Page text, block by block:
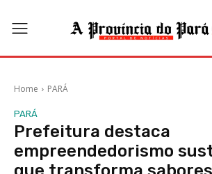
Home PARÁ
PARÁ
Prefeitura destaca
empreendedorismo